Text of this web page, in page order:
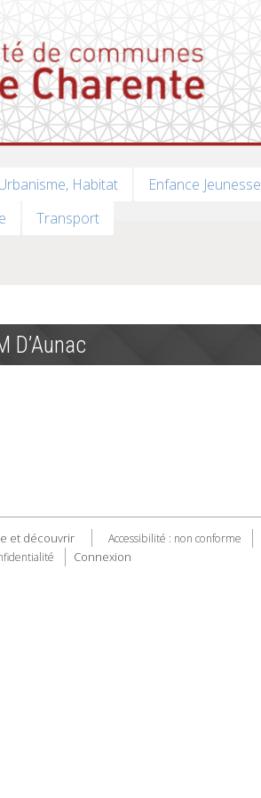
Habitat Enfance Jeunesse
Transport
D’Aunac
et découvrir Accessibilité : non conforme
Connexion